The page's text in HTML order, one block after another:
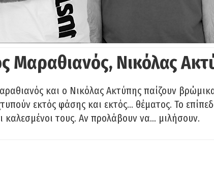
Μαραθιανός, Νικόλας
και ο Νικόλας Ακτύπης παίζουν
εκτός φάσης και εκτός… θέματος. Το
καλεσμένοι τους. Αν προλάβουν να… μιλήσουν.